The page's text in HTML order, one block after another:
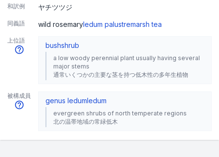
和訳例 ヤチツツジ
同義語 wild rosemaryledum palustremarsh tea
上位語
bushshrub
a low woody perennial plant usually having several
major stems
通常いくつかの主要な茎を持つ低木性の多年生植物
被構成員
genus ledumledum
evergreen shrubs of north temperate regions
北の温帯地域の常緑低木